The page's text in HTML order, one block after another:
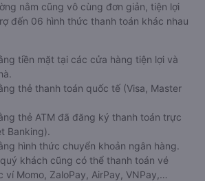
nằm cũng vô cùng đơn giản, tiện lợi
đến 06 hình thức thanh toán khác nhau
tiền mặt tại các cửa hàng tiện lợi và
thẻ thanh toán quốc tế (Visa, Master
thẻ ATM đã đăng ký thanh toán trực
Banking).
hình thức chuyển khoản ngân hàng.
khách cũng có thể thanh toán vé
ví Momo, ZaloPay, AirPay, VNPay,…